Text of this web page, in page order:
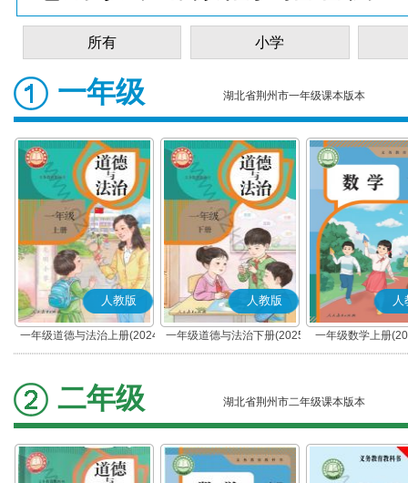
所有 小学
一年级 湖北省荆州市一年级课本版本
人教版
一年级道德与法治上册(2024
秋版)(部编版)
人教版
一年级道德与法治下册(2025
春版)(部编版)
人
一年级数学上册
二年级 湖北省荆州市二年级课本版本